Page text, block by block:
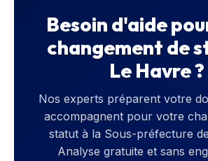
Besoin d'aide
changement de
Le Havre?
Nos experts préparent votre
accompagnent pour votre
statut à la Sous-préfecture
Analyse gratuite et sans